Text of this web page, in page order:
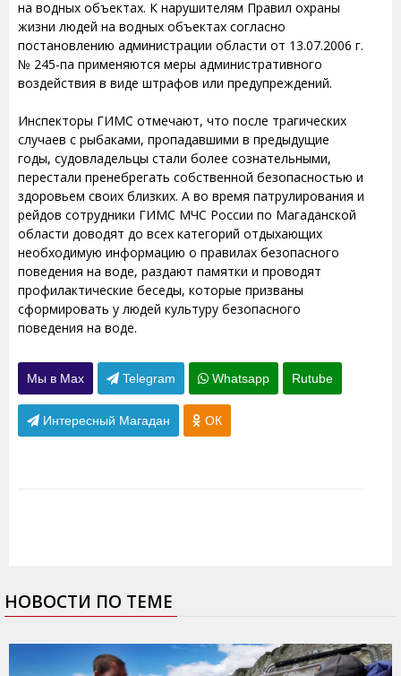
на водных объектах. К нарушителям Правил охраны
жизни людей на водных объектах согласно
постановлению администрации области от 13.07.2006 г.
№ 245-па применяются меры административного
воздействия в виде штрафов или предупреждений.
Инспекторы ГИМС отмечают, что после трагических
случаев с рыбаками, пропадавшими в предыдущие
годы, судовладельцы стали более сознательными,
перестали пренебрегать собственной безопасностью и
здоровьем своих близких. А во время патрулирования и
рейдов сотрудники ГИМС МЧС России по Магаданской
области доводят до всех категорий отдыхающих
необходимую информацию о правилах безопасного
поведения на воде, раздают памятки и проводят
профилактические беседы, которые призваны
сформировать у людей культуру безопасного
поведения на воде.
Мы в Max Telegram Whatsapp Rutube
Интересный Магадан ОК
НОВОСТИ ПО ТЕМЕ